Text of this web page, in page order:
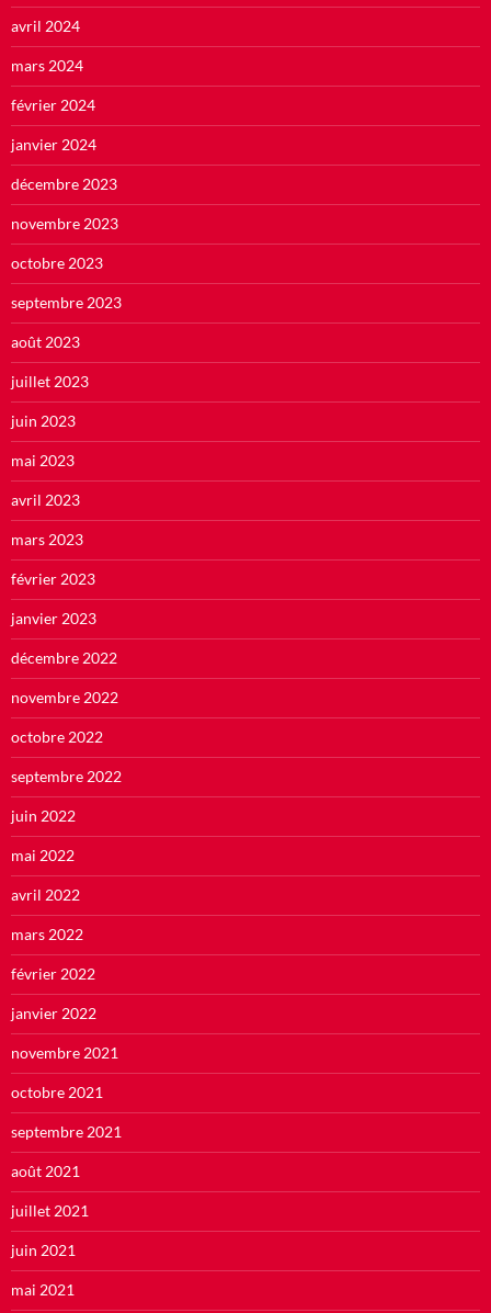
avril 2024
mars 2024
février 2024
janvier 2024
décembre 2023
novembre 2023
octobre 2023
septembre 2023
août 2023
juillet 2023
juin 2023
mai 2023
avril 2023
mars 2023
février 2023
janvier 2023
décembre 2022
novembre 2022
octobre 2022
septembre 2022
juin 2022
mai 2022
avril 2022
mars 2022
février 2022
janvier 2022
novembre 2021
octobre 2021
septembre 2021
août 2021
juillet 2021
juin 2021
mai 2021